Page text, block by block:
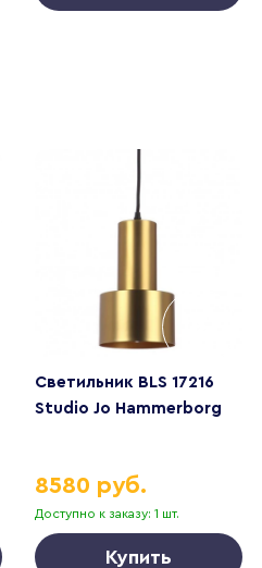
Светильник BLS 17216
Studio Jo Hammerborg
Доступно к заказу: 1 шт.
8580 руб.
Купить